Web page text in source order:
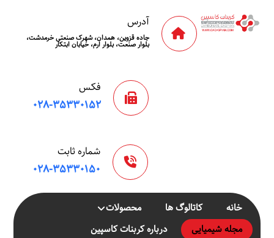
آدرس
جاده قزوین، همدان، شهرک صنعتی خرمدشت،
بلوار صنعت، بلوار ارم، خیابان ابتکار
فکس
۰۲۸-۳۵۳۳۰۱۵۲
شماره ثابت
۰۲۸-۳۵۳۳۰۱۵۰
خانه کاتالوگ ها
محصولات
مجله شیمیایی
درباره کربنات کاسپین